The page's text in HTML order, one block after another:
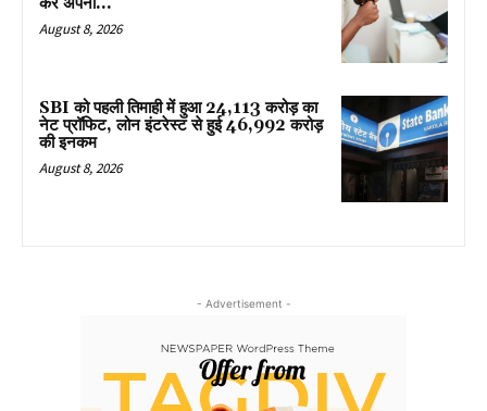
August 8, 2026
SBI को पहली तिमाही में हुआ ₹24,113 करोड़ का
नेट प्रॉफिट, लोन इंटरेस्ट से हुई ₹46,992 करोड़
की इनकम
August 8, 2026
- Advertisement -